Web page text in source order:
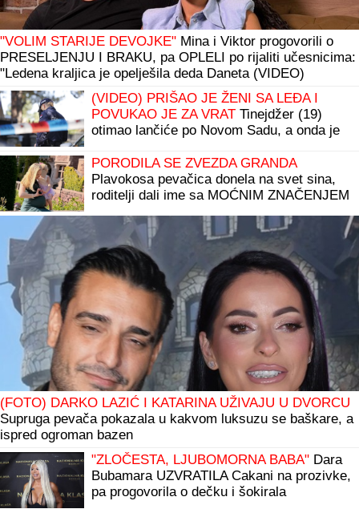
"VOLIM STARIJE DEVOJKE" Mina i Viktor progovorili o
PRESELJENJU I BRAKU, pa OPLELI po rijaliti učesnicima:
"Ledena kraljica je opelješila deda Daneta (VIDEO)
(VIDEO) PRIŠAO JE ŽENI SA LEĐA I
POVUKAO JE ZA VRAT Tinejdžer (19)
otimao lančiće po Novom Sadu, a onda je
PORODILA SE ZVEZDA GRANDA
Plavokosa pevačica donela na svet sina,
roditelji dali ime sa MOĆNIM ZNAČENJEM
(FOTO) DARKO LAZIĆ I KATARINA UŽIVAJU U DVORCU
Supruga pevača pokazala u kakvom luksuzu se baškare, a
ispred ogroman bazen
"ZLOČESTA, LJUBOMORNA BABA" Dara
Bubamara UZVRATILA Cakani na prozivke,
pa progovorila o dečku i šokirala